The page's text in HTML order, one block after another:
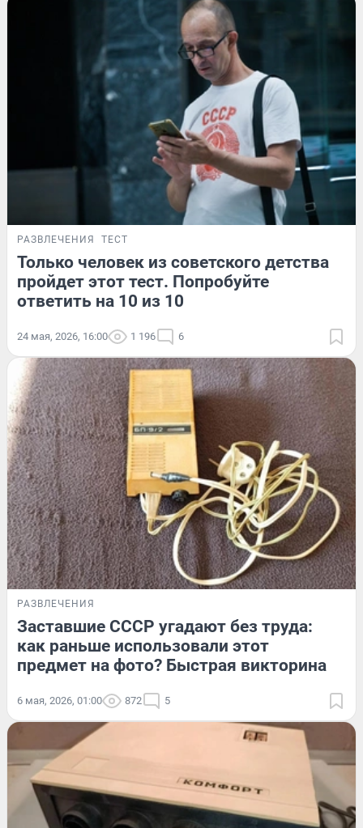
РАЗВЛЕЧЕНИЯ ТЕСТ
Только человек из советского детства
пройдет этот тест. Попробуйте
ответить на 10 из 10
24 мая, 2026, 16:00 1 196 6
РАЗВЛЕЧЕНИЯ
Заставшие СССР угадают без труда:
как раньше использовали этот
предмет на фото? Быстрая викторина
6 мая, 2026, 01:00 872 5